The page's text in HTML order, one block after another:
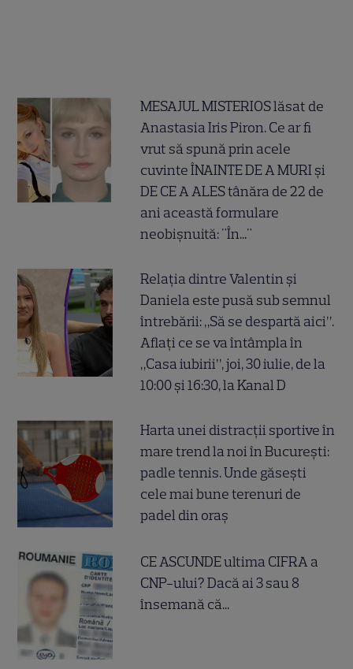
MESAJUL MISTERIOS lăsat de
Anastasia Iris Piron. Ce ar fi
vrut să spună prin acele
cuvinte ÎNAINTE DE A MURI și
DE CE A ALES tânăra de 22 de
ani această formulare
neobișnuită: "În..."
Relația dintre Valentin și
Daniela este pusă sub semnul
întrebării: „Să se despartă aici”.
Aflați ce se va întâmpla în
„Casa iubirii”, joi, 30 iulie, de la
10:00 și 16:30, la Kanal D
Harta unei distracții sportive în
mare trend la noi în București:
padle tennis. Unde găsești
cele mai bune terenuri de
padel din oraș
CE ASCUNDE ultima CIFRA a
CNP-ului? Dacă ai 3 sau 8
însemană că...